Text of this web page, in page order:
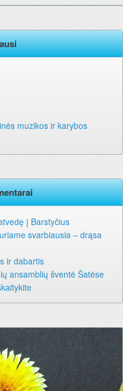
muzikos ir karybos
į Barstyčius
svarbiausia – drąsa
ir dabartis
ansamblių šventė Šatėse